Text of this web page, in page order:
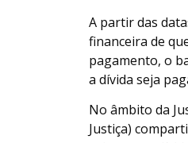
A partir das
financeira de
pagamento, o
a dívida seja
No âmbito da
Justiça)